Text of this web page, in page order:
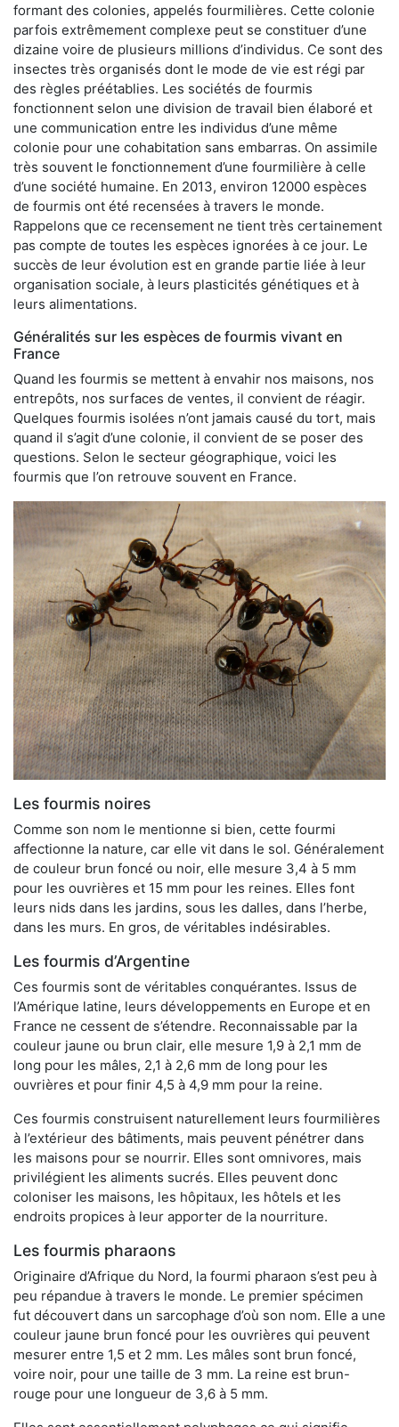
formant des colonies, appelés fourmilières. Cette colonie
parfois extrêmement complexe peut se constituer d’une
dizaine voire de plusieurs millions d’individus. Ce sont des
insectes très organisés dont le mode de vie est régi par
des règles préétablies. Les sociétés de fourmis
fonctionnent selon une division de travail bien élaboré et
une communication entre les individus d’une même
colonie pour une cohabitation sans embarras. On assimile
très souvent le fonctionnement d’une fourmilière à celle
d’une société humaine. En 2013, environ 12000 espèces
de fourmis ont été recensées à travers le monde.
Rappelons que ce recensement ne tient très certainement
pas compte de toutes les espèces ignorées à ce jour. Le
succès de leur évolution est en grande partie liée à leur
organisation sociale, à leurs plasticités génétiques et à
leurs alimentations.
Généralités sur les espèces de fourmis vivant en
France
Quand les fourmis se mettent à envahir nos maisons, nos
entrepôts, nos surfaces de ventes, il convient de réagir.
Quelques fourmis isolées n’ont jamais causé du tort, mais
quand il s’agit d’une colonie, il convient de se poser des
questions. Selon le secteur géographique, voici les
fourmis que l’on retrouve souvent en France.
Les fourmis noires
Comme son nom le mentionne si bien, cette fourmi
affectionne la nature, car elle vit dans le sol. Généralement
de couleur brun foncé ou noir, elle mesure 3,4 à 5 mm
pour les ouvrières et 15 mm pour les reines. Elles font
leurs nids dans les jardins, sous les dalles, dans l’herbe,
dans les murs. En gros, de véritables indésirables.
Les fourmis d’Argentine
Ces fourmis sont de véritables conquérantes. Issus de
l’Amérique latine, leurs développements en Europe et en
France ne cessent de s’étendre. Reconnaissable par la
couleur jaune ou brun clair, elle mesure 1,9 à 2,1 mm de
long pour les mâles, 2,1 à 2,6 mm de long pour les
ouvrières et pour finir 4,5 à 4,9 mm pour la reine.
Ces fourmis construisent naturellement leurs fourmilières
à l’extérieur des bâtiments, mais peuvent pénétrer dans
les maisons pour se nourrir. Elles sont omnivores, mais
privilégient les aliments sucrés. Elles peuvent donc
coloniser les maisons, les hôpitaux, les hôtels et les
endroits propices à leur apporter de la nourriture.
Les fourmis pharaons
Originaire d’Afrique du Nord, la fourmi pharaon s’est peu à
peu répandue à travers le monde. Le premier spécimen
fut découvert dans un sarcophage d’où son nom. Elle a une
couleur jaune brun foncé pour les ouvrières qui peuvent
mesurer entre 1,5 et 2 mm. Les mâles sont brun foncé,
voire noir, pour une taille de 3 mm. La reine est brun-
rouge pour une longueur de 3,6 à 5 mm.